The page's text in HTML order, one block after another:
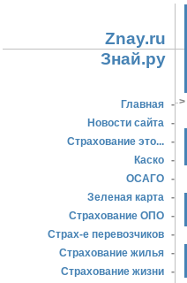
Znay.ru
Знай.ру
Главная -
Новости сайта -
Страхование это... -
Каско -
ОСАГО -
Зеленая карта -
Страхование ОПО -
Страх-е перевозчиков -
Страхование жилья -
Страхование жизни -
>